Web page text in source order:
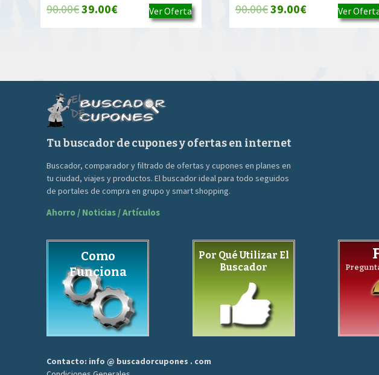
90.00€El
90.00€.
39.00€El
39.00€.
Ver Oferta 90.00€El
precio
90.00€.
39.00€El
39.00€.
Ver
Tu buscador de cupones y ofertas en internet
Buscador, comparador y filtrado de ofertas y cupones en planes en
tu ciudad, viajes y productos. El buscador ideal para todo seguidos
de portales de compra en grupo y smart shopping.
Ahorro / Noticias / Artículos
Como
Funciona
Por Qué Utilizar El
Buscador
Contacto: info @ buscadorcupones . com